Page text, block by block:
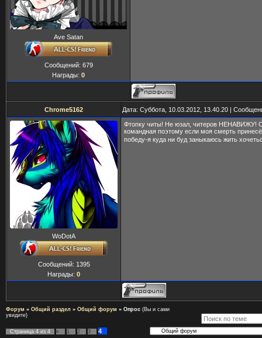
Ave Satan
Сообщений: 679
Награды: 0
Chrome5162 Дата: Суббота, 10.03.2012, 13.40.20 |
WoDotA
Сообщений: 1395
Награды: 0
Фтопку читы! Не юзал, читеров НЕНАВИЖУ!
командная поэтому если моя смерть
победу-я куда ни буд заныкаюсь жить
Форум » Общий раздел » Общий форум » Опрос (Вы и сами
увидите)
Страница 4 из 4 « 1 2 3
4